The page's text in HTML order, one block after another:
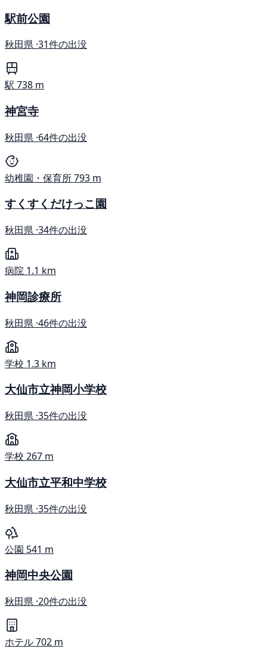
駅前公園
秋田県 ·31件の出没
駅 738 m
神宮寺
秋田県 ·64件の出没
幼稚園・保育所793 m
すくすくだけっこ園
秋田県 ·34件の出没
病院 1.1 km
神岡診療所
秋田県 ·46件の出没
学校 1.3 km
大仙市立神岡小学校
秋田県 ·35件の出没
学校 267 m
大仙市立平和中学校
秋田県 ·35件の出没
公園 541 m
神岡中央公園
秋田県 ·20件の出没
ホテル702 m